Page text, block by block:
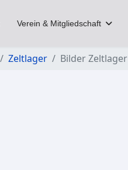
Verein & Mitgliedschaft
Zeltlager Bilder Zeltlager